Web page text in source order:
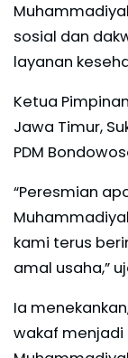
sosial dan
layanan
Ketua
Jawa Timur,
PDM
“Peresmian
kami terus
amal usaha,”
Ia
wakaf menjadi